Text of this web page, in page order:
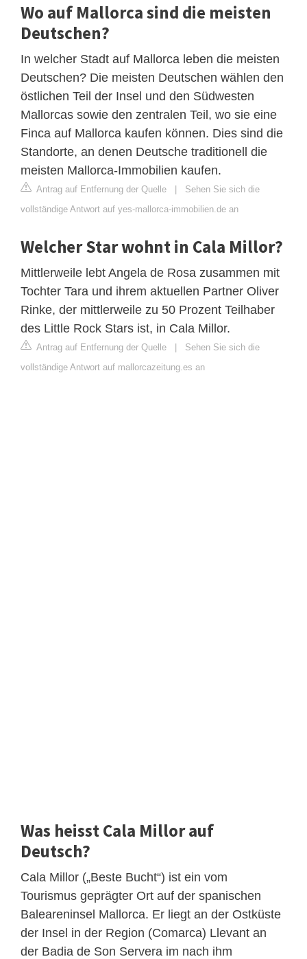
Wo auf Mallorca sind die meisten
Deutschen?
In welcher Stadt auf Mallorca leben die meisten
Deutschen? Die meisten Deutschen wählen den
östlichen Teil der Insel und den Südwesten
Mallorcas sowie den zentralen Teil, wo sie eine
Finca auf Mallorca kaufen können. Dies sind die
Standorte, an denen Deutsche traditionell die
meisten Mallorca-Immobilien kaufen.
Antrag auf Entfernung der Quelle | Sehen Sie sich die
vollständige Antwort auf yes-mallorca-immobilien.de an
Welcher Star wohnt in Cala Millor?
Mittlerweile lebt Angela de Rosa zusammen mit
Tochter Tara und ihrem aktuellen Partner Oliver
Rinke, der mittlerweile zu 50 Prozent Teilhaber
des Little Rock Stars ist, in Cala Millor.
Antrag auf Entfernung der Quelle | Sehen Sie sich die
vollständige Antwort auf mallorcazeitung.es an
Was heisst Cala Millor auf
Deutsch?
Cala Millor („Beste Bucht“) ist ein vom
Tourismus geprägter Ort auf der spanischen
Baleareninsel Mallorca. Er liegt an der Ostküste
der Insel in der Region (Comarca) Llevant an
der Badia de Son Servera im nach ihm